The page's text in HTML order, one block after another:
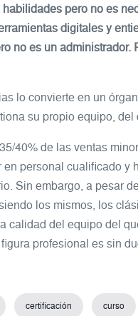
pero no es
digitales y
no es un
lo convierte en un
su propio equipo,
40% de las ventas
personal cualificado y
Sin embargo, a pesar
los mismos, los
calidad del equipo del
profesional es sin
certificación curso